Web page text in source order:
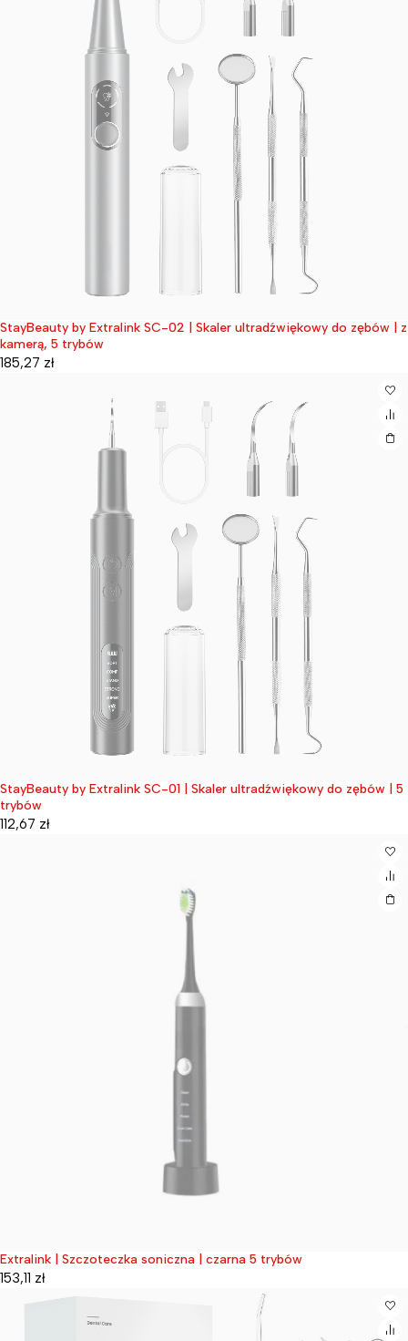
Wyprzedane
StayBeauty by Extralink SC-02 | Skaler ultradźwiękowy do zębów | z
kamerą, 5 trybów
185,27 zł
Wyprzedane
StayBeauty by Extralink SC-01 | Skaler ultradźwiękowy do zębów | 5
trybów
112,67 zł
Wyprzedane
Extralink | Szczoteczka soniczna | czarna 5 trybów
153,11 zł